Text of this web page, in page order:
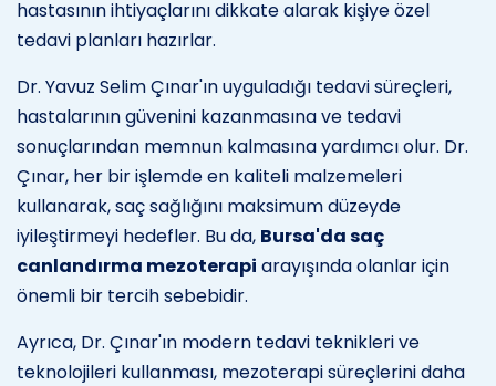
hastasının ihtiyaçlarını dikkate alarak kişiye özel
tedavi planları hazırlar.
Dr. Yavuz Selim Çınar'ın uyguladığı tedavi süreçleri,
hastalarının güvenini kazanmasına ve tedavi
sonuçlarından memnun kalmasına yardımcı olur. Dr.
Çınar, her bir işlemde en kaliteli malzemeleri
kullanarak, saç sağlığını maksimum düzeyde
iyileştirmeyi hedefler. Bu da, Bursa'da saç
canlandırma mezoterapi arayışında olanlar için
önemli bir tercih sebebidir.
Ayrıca, Dr. Çınar'ın modern tedavi teknikleri ve
teknolojileri kullanması, mezoterapi süreçlerini daha